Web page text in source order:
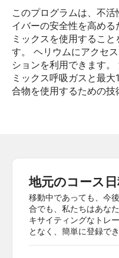
このプログラムは、不
イバーの安全性を高め
ミックスを使用するこ
す。 ヘリウムにアクセ
ションを利用できます
ミックス呼吸ガスと最
合物を使用するための
地元のコース
移動中であっても、今
合でも、私たちはあな
キサイティングなトレ
となく、簡単に登録でき